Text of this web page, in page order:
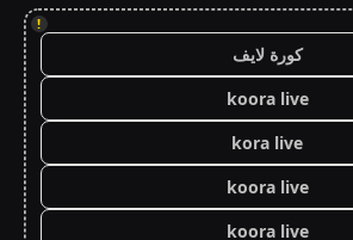
!
كورة لايف
koora live
kora live
koora live
koora live